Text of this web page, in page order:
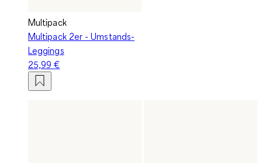
Multipack
Multipack 2er - Umstands-
Leggings
25,99 €